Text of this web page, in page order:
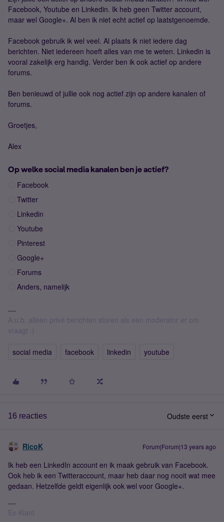
Facebook, Youtube en Linkedin. Ik heb geen Twitter account,
maar wel Google+. Al ben ik niet echt actief op laatstgenoemde.
Facebook gebruik ik wel veel. Al plaats ik niet iedere dag
berichten. Niet iedereen hoeft alles van me te weten. Linkedin is
vooral zakelijk erg handig. Verder ben ik ook actief op andere
forums.
Ben benieuwd of jullie ook nog actief zijn op andere kanalen of
forums.
Groetjes,
Alex
Op welke social media kanalen ben je actief?
Facebook
Twitter
Linkedin
Youtube
Pinterest
Google+
Forums
Anders, namelijk
A.u.b. alleen privé berichten sturen als een moderator er om
vraagt :)
social media facebook linkedin youtube
16 reacties Oudste eerst
RicoK Forum|Forum|13 years ago
Ik heb een LinkedIn account en ik maak gebruik van Facebook.
Ook heb ik een Twitteraccount, maar heb daar nog nooit wat mee
gedaan. Hetzelfde geldt eigenlijk ook wel voor Google+.
Ex-Klant